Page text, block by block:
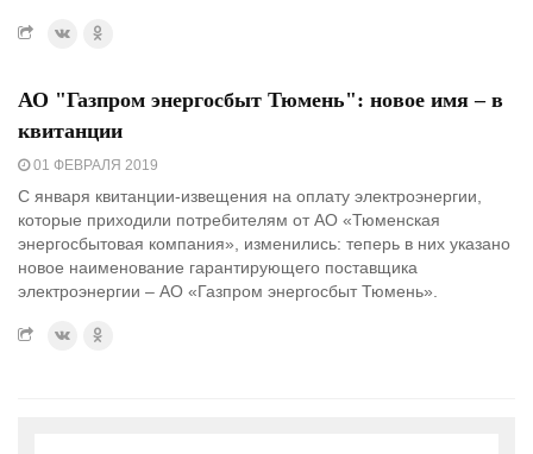
АО "Газпром энергосбыт Тюмень": новое имя – в
квитанции
01 ФЕВРАЛЯ 2019
С января квитанции-извещения на оплату электроэнергии,
которые приходили потребителям от АО «Тюменская
энергосбытовая компания», изменились: теперь в них указано
новое наименование гарантирующего поставщика
электроэнергии – АО «Газпром энергосбыт Тюмень».